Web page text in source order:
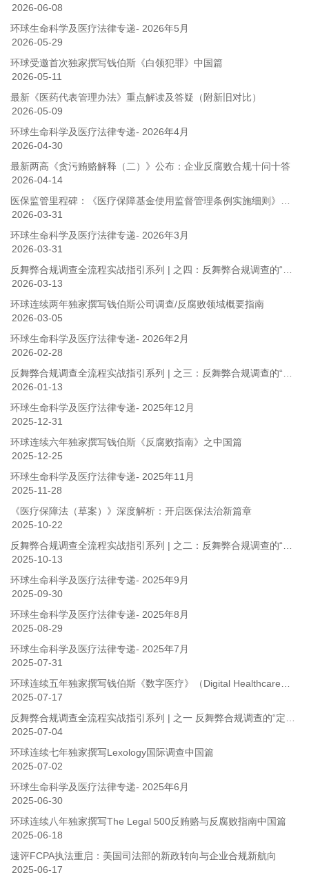
2026-06-08
环球生命科学及医疗法律专递- 2026年5月
2026-05-29
环球受邀首次独家撰写钱伯斯《白领犯罪》中国篇
2026-05-11
最新《医药代表管理办法》重点解读及答疑（附新旧对比）
2026-05-09
环球生命科学及医疗法律专递- 2026年4月
2026-04-30
最新两高《贪污贿赂解释（二）》公布：企业反腐败合规十问十答
2026-04-14
2026-03-31
环球生命科学及医疗法律专递- 2026年3月
2026-03-31
2026-03-13
环球连续两年独家撰写钱伯斯公司调查/反腐败领域概要指南
2026-03-05
环球生命科学及医疗法律专递- 2026年2月
2026-02-28
2026-01-13
环球生命科学及医疗法律专递- 2025年12月
2025-12-31
环球连续六年独家撰写钱伯斯《反腐败指南》之中国篇
2025-12-25
环球生命科学及医疗法律专递- 2025年11月
2025-11-28
《医疗保障法（草案）》深度解析：开启医保法治新篇章
2025-10-22
2025-10-13
环球生命科学及医疗法律专递- 2025年9月
2025-09-30
环球生命科学及医疗法律专递- 2025年8月
2025-08-29
环球生命科学及医疗法律专递- 2025年7月
2025-07-31
2025-07-17
2025-07-04
环球连续七年独家撰写Lexology国际调查中国篇
2025-07-02
环球生命科学及医疗法律专递- 2025年6月
2025-06-30
环球连续八年独家撰写The Legal 500反贿赂与反腐败指南中国篇
2025-06-18
速评FCPA执法重启：美国司法部的新政转向与企业合规新航向
2025-06-17